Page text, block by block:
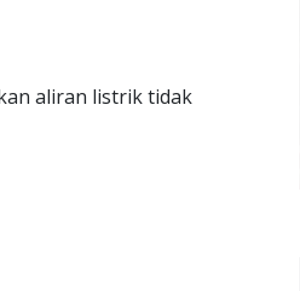
aliran listrik tidak